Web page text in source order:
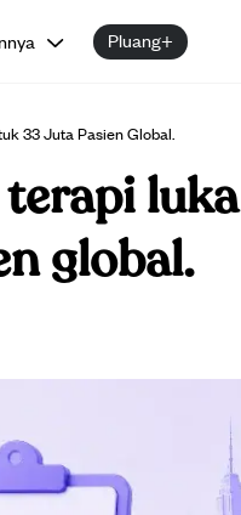
Pluang+
33 Juta Pasien Global.
global.